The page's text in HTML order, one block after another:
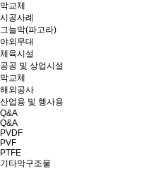
막교체
시공사례
그늘막(파고라)
야외무대
체육시설
공공 및 상업시설
막교체
해외공사
산업용 및 행사용
Q&A
Q&A
PVDF
PVF
PTFE
기타막구조물